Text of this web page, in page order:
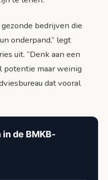
bedrijven die
onderpand,” legt
uit. “Denk aan een
maar weinig
dat vooral
de BMKB-